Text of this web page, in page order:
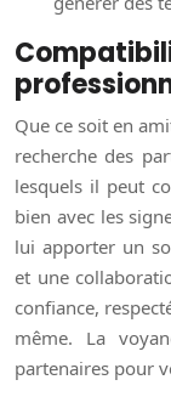
Que ce soit en
recherche des
lesquels il peut
bien avec les
lui apporter un
et une
confiance,
même. La
partenaires pour